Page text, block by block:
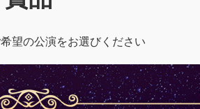
望の公演をお選びください